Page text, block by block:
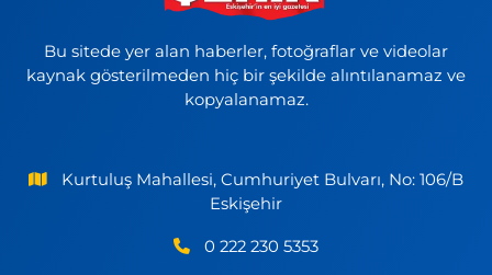
Bu sitede yer alan haberler, fotoğraflar ve videolar
kaynak gösterilmeden hiç bir şekilde alıntılanamaz ve
kopyalanamaz.
Kurtuluş Mahallesi, Cumhuriyet Bulvarı, No: 106/B
Eskişehir
0 222 230 5353